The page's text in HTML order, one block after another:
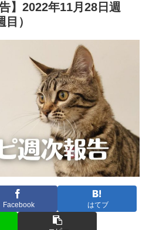
】2022年11月28日週
）
Facebook はてブ